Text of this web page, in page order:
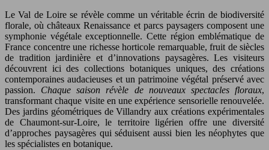
Le Val de Loire se révèle comme un véritable écrin de biodiversité
florale, où châteaux Renaissance et parcs paysagers composent une
symphonie végétale exceptionnelle. Cette région emblématique de
France concentre une richesse horticole remarquable, fruit de siècles
de tradition jardinière et d’innovations paysagères. Les visiteurs
découvrent ici des collections botaniques uniques, des créations
contemporaines audacieuses et un patrimoine végétal préservé avec
passion. Chaque saison révèle de nouveaux spectacles floraux,
transformant chaque visite en une expérience sensorielle renouvelée.
Des jardins géométriques de Villandry aux créations expérimentales
de Chaumont-sur-Loire, le territoire ligérien offre une diversité
d’approches paysagères qui séduisent aussi bien les néophytes que
les spécialistes en botanique.